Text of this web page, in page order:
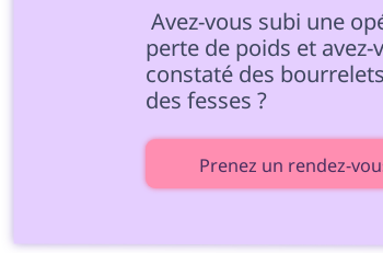
Avez-vous subi une opération de
perte de poids et avez-
constaté des
des fesses ?
Prenez un rendez-